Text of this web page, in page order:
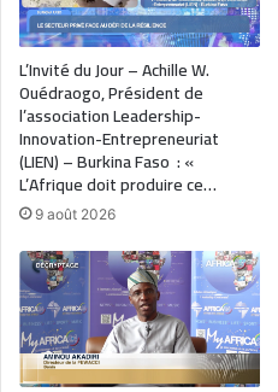
L’Invité du Jour – Achille W.
Ouédraogo, Président de
l’association Leadership-
Innovation-Entrepreneuriat
(LIEN) – Burkina Faso : «
L’Afrique doit produire ce…
9 août 2026